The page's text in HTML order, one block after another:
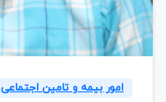
امور بیمه و تامین اجتماعی